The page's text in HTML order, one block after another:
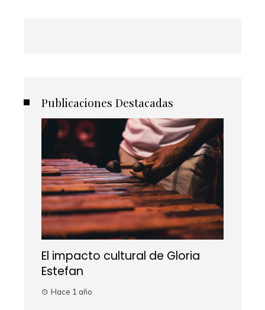
Publicaciones Destacadas
El impacto cultural de Gloria
Estefan
Hace 1 año